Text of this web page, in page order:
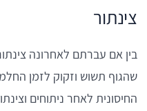
צינתור
בין אם עברתם לאחרונה
שהגוף תשוש וזקוק לזמן
החיסונית לאחר ניתוחים